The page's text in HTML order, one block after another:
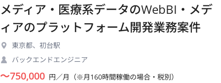
メディア・医療系データのWebBI・メデ
ィアのプラットフォーム開発業務案件
東京都、初台駅
バックエンドエンジニア
〜750,000 円／月（※月160時間稼働の場合・税別）